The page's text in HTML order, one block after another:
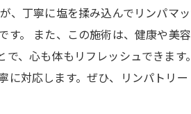
丁寧に塩を揉み込んでリンパマ
。 また、この施術は、健康や美
、心も体もリフレッシュできます
対応します。ぜひ、リンパトリ